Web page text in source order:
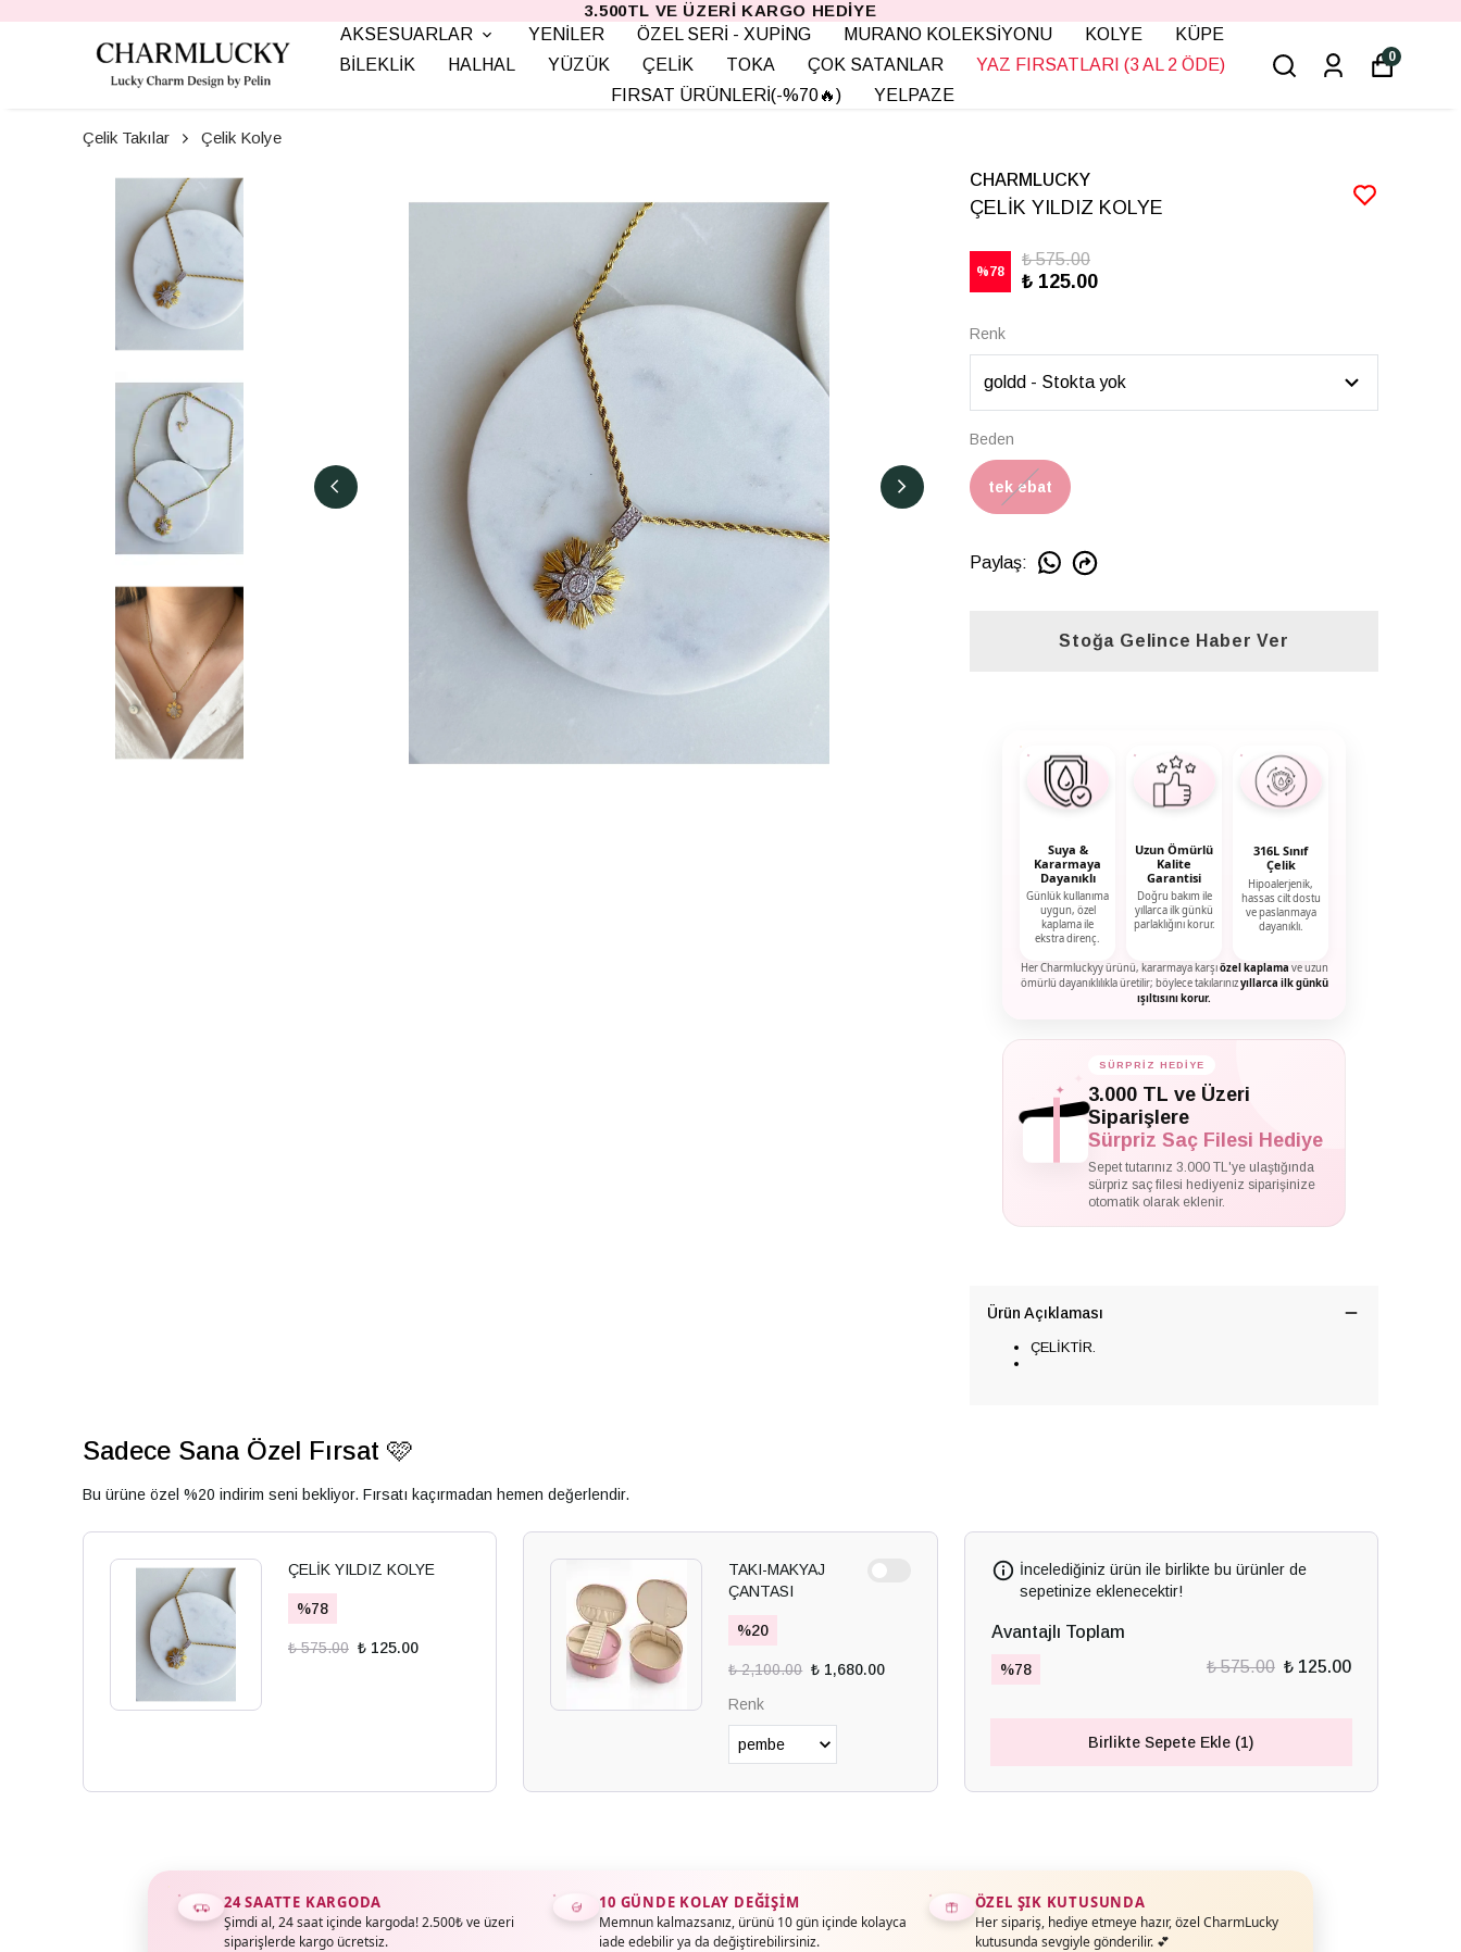
3.500TL VE ÜZERI KARGO HEDIYE
AKSESUARLAR
YENİLER ÖZEL SERİ - XUPİNG MURANO KOLEKSİYONU KOLYE
KÜPE
BİLEKLİK
HALHAL YÜZÜK ÇELİK TOKA ÇOK SATANLAR
YAZ FIRSATLARI (3 AL 2 ÖDE)
FIRSAT ÜRÜNLERİ(-%70🔥)
YELPAZE
0
Çelik Takılar Çelik Kolye
CHARMLUCKY
ÇELİK YILDIZ KOLYE
%78
₺ 575.00
₺ 125.00
Renk
Beden
tek ebat
Paylaş:
Stoğa Gelince Haber Ver
Suya &
Kararmaya
Dayanıklı
Günlük kullanıma
uygun, özel
kaplama ile
ekstra direnç.
Uzun Ömürlü
Kalite
Garantisi
Doğru bakım ile
yıllarca ilk günkü
parlaklığını korur.
316L Sınıf
Çelik
Hipoalerjenik,
hassas cilt dostu
ve paslanmaya
dayanıklı.
Her Charmluckyy ürünü, kararmaya karşıözel kaplama ve uzun
ömürlü dayanıklılıkla üretilir; böylece takılarınızyıllarca ilk günkü
ışıltısını korur.
✦
SÜRPRİZ HEDİYE
3.000 TL ve Üzeri
Siparişlere
Sürpriz Saç Filesi Hediye
Sepet tutarınız 3.000 TL'ye ulaştığında
sürpriz saç filesi hediyeniz siparişinize
otomatik olarak eklenir.
Ürün Açıklaması
ÇELİKTİR.
Sadece Sana Özel Fırsat 🩷
Bu ürüne özel %20 indirim seni bekliyor. Fırsatı kaçırmadan hemen değerlendir.
ÇELİK YILDIZ KOLYE
%78
₺ 575.00 ₺ 125.00
TAKI-MAKYAJ
ÇANTASI
%20
₺ 2,100.00 ₺ 1,680.00
Renk
İncelediğiniz ürün ile birlikte bu ürünler de
sepetinize eklenecektir!
Avantajlı Toplam
%78 ₺ 575.00 ₺ 125.00
Birlikte Sepete Ekle (1)
24 SAATTE KARGODA
Şimdi al, 24 saat içinde kargoda! 2.500₺ ve üzeri
siparişlerde kargo ücretsiz.
10 GÜNDE KOLAY DEĞIŞIM
Memnun kalmazsanız, ürünü 10 gün içinde kolayca
iade edebilir ya da değiştirebilirsiniz.
ÖZEL ŞIK KUTUSUNDA
Her sipariş, hediye etmeye hazır, özel CharmLucky
kutusunda sevgiyle gönderilir. 💕